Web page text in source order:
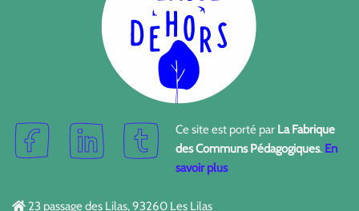
Ce site est porté par La Fabrique
des Communs Pédagogiques. En
savoir plus
23 passage des Lilas, 93260 Les Lilas